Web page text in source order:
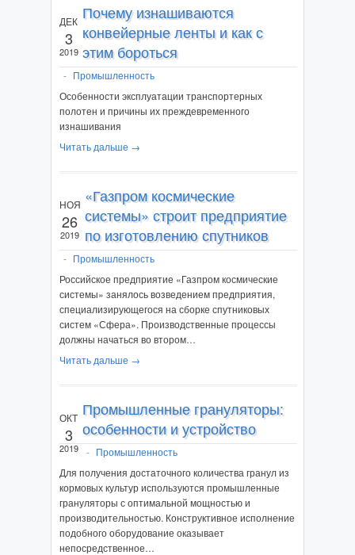
ДЕК
3
2019
Почему изнашиваются
конвейерные ленты и как с
этим бороться
- Промышленность
Особенности эксплуатации транспортерных
полотен и причины их преждевременного
изнашивания
Читать дальше →
НОЯ
26
2019
«Газпром космические
системы» строит предприятие
по изготовлению спутников
- Промышленность
Российское предприятие «Газпром космические
системы» занялось возведением предприятия,
специализирующегося на сборке спутниковых
систем «Сфера». Производственные процессы
должны начаться во втором…
Читать дальше →
ОКТ
3
2019
Промышленные грануляторы:
особенности и устройство
- Промышленность
Для получения достаточного количества гранул из
кормовых культур используются промышленные
грануляторы с оптимальной мощностью и
производительностью. Конструктивное исполнение
подобного оборудование оказывает
непосредственное…